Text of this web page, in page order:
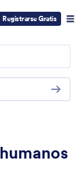
Registrarse Gratis